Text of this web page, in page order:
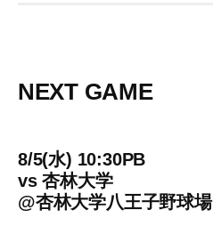
NEXT GAME
8/5(水) 10:30PB
vs杏林大学
@杏林大学八王子野球場